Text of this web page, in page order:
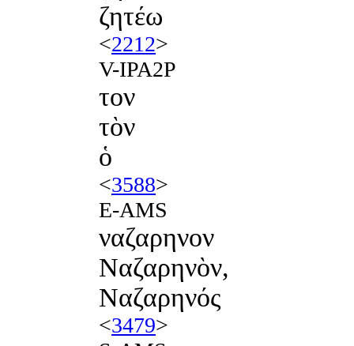
ζητέω
<2212>
V-IPA2P
τον
τὸν
ὁ
<3588>
E-AMS
ναζαρηνον
Ναζαρηνὸν,
Ναζαρηνός
<3479>